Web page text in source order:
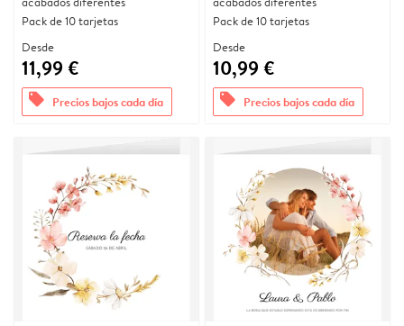
Pack de 10 tarjetas
Desde
11,99 €
offers Precios bajos cada día
Pack de 10 tarjetas
Desde
10,99 €
offers Precios bajos cada día